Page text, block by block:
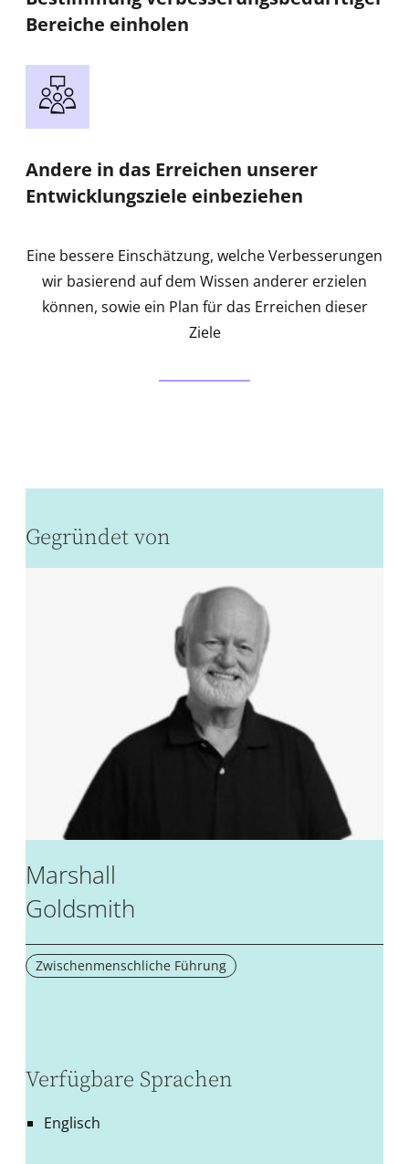
Bereiche einholen
Andere in das Erreichen unserer
Entwicklungsziele einbeziehen
Eine bessere Einschätzung, welche Verbesserungen
wir basierend auf dem Wissen anderer erzielen
können, sowie ein Plan für das Erreichen dieser
Ziele
Gegründet von
Marshall
Goldsmith
Zwischenmenschliche Führung
Verfügbare Sprachen
Englisch